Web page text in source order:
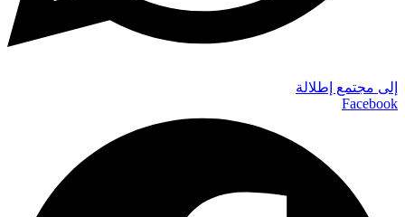
إلى مجتمع إطلالة
Facebook